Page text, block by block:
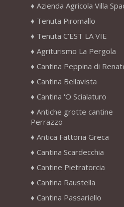
Azienda Agricola Villa
Tenuta Piromallo
Tenuta C’EST LA VIE
Agriturismo La Pergola
Cantina Peppina di
Cantina Bellavista
Cantina 'O Scialaturo
Antiche grotte cantine
Perrazzo
Antica Fattoria Greca
Cantina Scardecchia
Cantine Pietratorcia
Cantina Raustella
Cantina Passariello